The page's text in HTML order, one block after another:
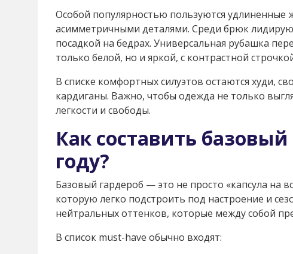
Особой популярностью пользуются
асимметричными деталями. Среди брюк
посадкой на бедрах. Универсальная рубашка
только белой, но и яркой, с контрастной
В списке комфортных силуэтов остаются худи,
кардиганы. Важно, чтобы одежда не только
легкости и свободы.
Как составить базовый
году?
Базовый гардероб — это не просто «капсула на
которую легко подстроить под настроение и
нейтральных оттенков, которые между собой
В список must-have обычно входят: